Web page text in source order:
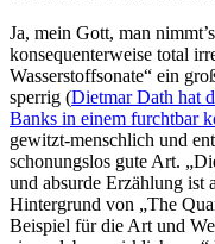
Ja, mein Gott, man
konsequenterweise total
Wasserstoffsonate“ ein
sperrig (Dietmar Dath hat
Banks in einem furchtbar
gewitzt-menschlich und
schonungslos gute Art.
und absurde Erzählung ist
Hintergrund von „The
Beispiel für die Art und